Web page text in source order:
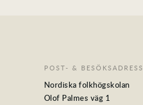
POST- & BESÖKSADRESS
Nordiska folkhögskolan
Olof Palmes väg 1